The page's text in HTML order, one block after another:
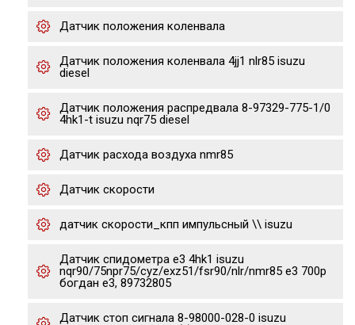
Датчик положения коленвала
Датчик положения коленвала 4jj1 nlr85 isuzu
diesel
Датчик положения распредвала 8-97329-775-1/0
4hk1-t isuzu nqr75 diesel
Датчик расхода воздуха nmr85
Датчик скорости
датчик скорости_кпп импульсный \\ isuzu
Датчик спидометра е3 4hk1 isuzu
nqr90/75npr75/cyz/exz51/fsr90/nlr/nmr85 e3 700p
богдан е3, 89732805
Датчик стоп сигнала 8-98000-028-0 isuzu